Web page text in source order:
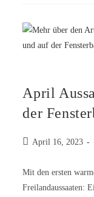
April
der
April 16, 2023
Mit den ersten
Freilandaussaaten: